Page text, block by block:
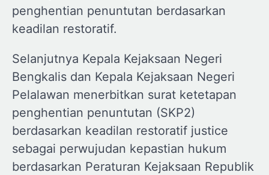
penghentian penuntutan berdasarkan
keadilan restoratif.
Selanjutnya Kepala Kejaksaan Negeri
Bengkalis dan Kepala Kejaksaan Negeri
Pelalawan menerbitkan surat ketetapan
penghentian penuntutan (SKP2)
berdasarkan keadilan restoratif justice
sebagai perwujudan kepastian hukum
berdasarkan Peraturan Kejaksaan Republik